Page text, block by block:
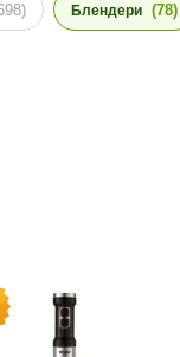
Блендери (78)